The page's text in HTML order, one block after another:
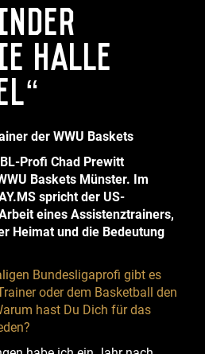
Halle
der WWU Baskets
Profi Chad Prewitt
Baskets Münster. Im
spricht der US-
eines Assistenztrainers,
Heimat und die Bedeutung
Bundesligaprofi gibt es
oder dem Basketball den
hast Du Dich für das